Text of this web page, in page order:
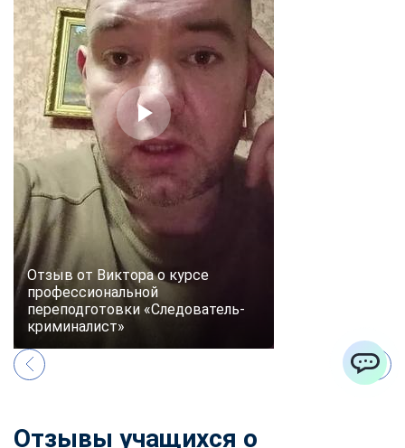
Отзыв от Виктора о курсе
профессиональной
переподготовки «Следователь-
криминалист»
Отзывы учащихся о